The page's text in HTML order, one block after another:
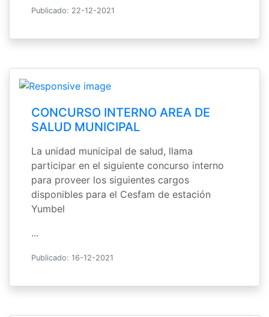
Publicado: 22-12-2021
CONCURSO INTERNO AREA DE
SALUD MUNICIPAL
La unidad municipal de salud, llama
participar en el siguiente concurso interno
para proveer los siguientes cargos
disponibles para el Cesfam de estación
Yumbel
...
Publicado: 16-12-2021